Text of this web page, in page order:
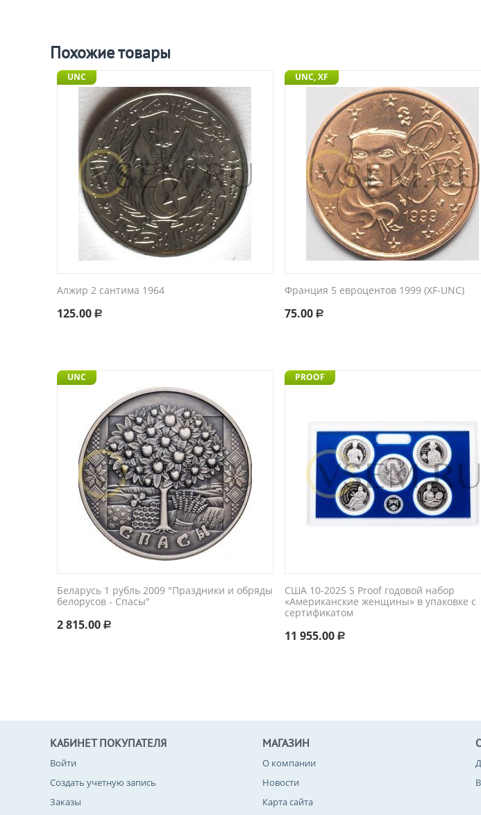
Похожие товары
UNC
Алжир 2 сантима 1964
125.00 Р
UNC, XF
Франция 5 евроцентов 1999 (XF-UNC)
75.00 Р
UNC
Беларусь 1 рубль 2009 "Праздники и обряды
белорусов - Спасы"
2 815.00 Р
PROOF
США 10-2025 S Proof годовой набор
«Американские женщины» в упаковке с
сертификатом
11 955.00 Р
КАБИНЕТ ПОКУПАТЕЛЯ
Войти
Создать учетную запись
Заказы
МАГАЗИН
О компании
Новости
Карта сайта